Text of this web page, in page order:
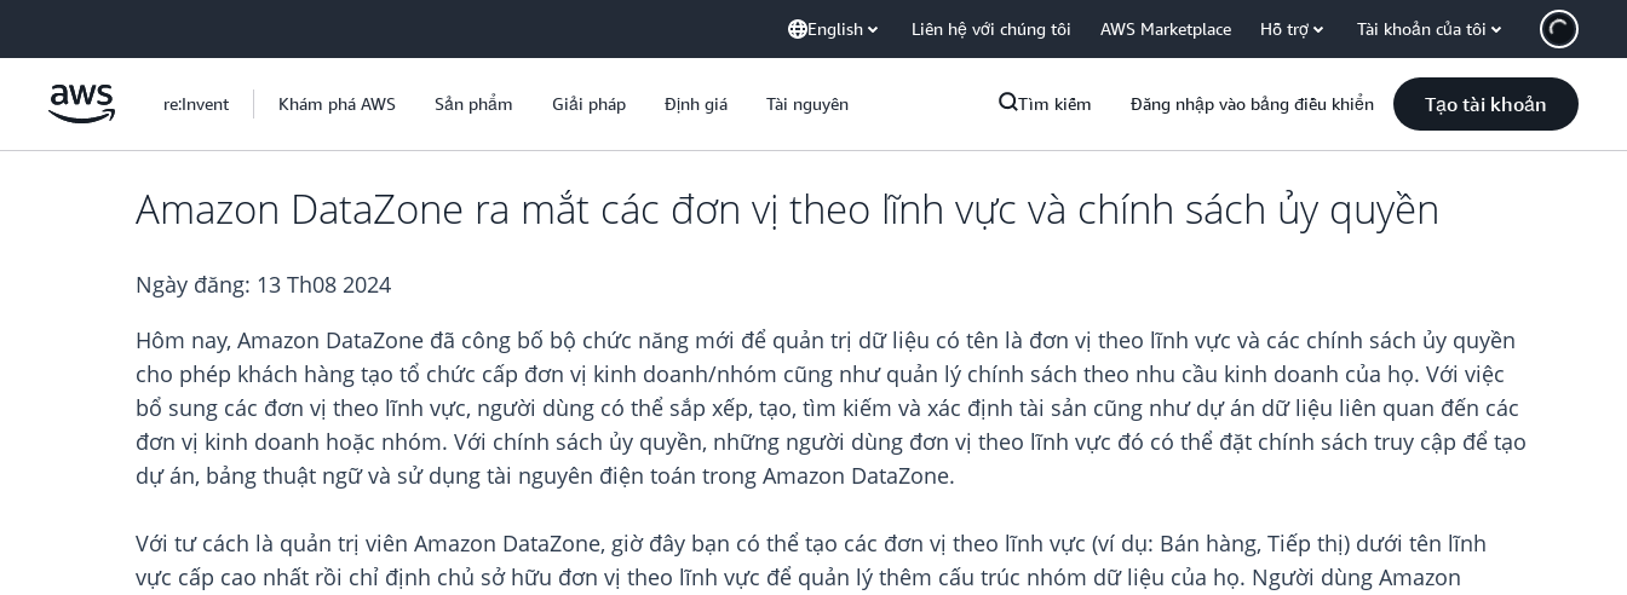
English Liên hệ với chúng tôi AWS Marketplace Hỗ trợ Tài khoản của tôi
re:Invent Khám phá AWS Sản phẩm Giải pháp Định giá Tài nguyên Tìm kiếm Đăng nhập vào bảng điều khiển Tạo tài khoản
Amazon DataZone ra mắt các đơn vị theo lĩnh vực và chính sách ủy quyền
Ngày đăng: 13 Th08 2024
Hôm nay, Amazon DataZone đã công bố bộ chức năng mới để quản trị dữ liệu có tên là đơn vị theo lĩnh vực và các chính sách ủy quyền
cho phép khách hàng tạo tổ chức cấp đơn vị kinh doanh/nhóm cũng như quản lý chính sách theo nhu cầu kinh doanh của họ. Với việc
bổ sung các đơn vị theo lĩnh vực, người dùng có thể sắp xếp, tạo, tìm kiếm và xác định tài sản cũng như dự án dữ liệu liên quan đến các
đơn vị kinh doanh hoặc nhóm. Với chính sách ủy quyền, những người dùng đơn vị theo lĩnh vực đó có thể đặt chính sách truy cập để tạo
dự án, bảng thuật ngữ và sử dụng tài nguyên điện toán trong Amazon DataZone.
Với tư cách là quản trị viên Amazon DataZone, giờ đây bạn có thể tạo các đơn vị theo lĩnh vực (ví dụ: Bán hàng, Tiếp thị) dưới tên lĩnh
vực cấp cao nhất rồi chỉ định chủ sở hữu đơn vị theo lĩnh vực để quản lý thêm cấu trúc nhóm dữ liệu của họ. Người dùng Amazon